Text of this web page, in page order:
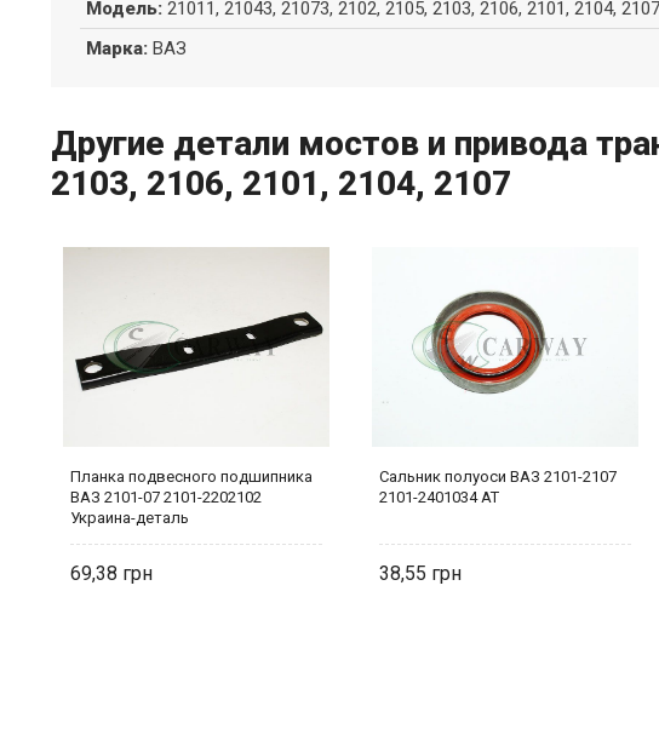
Модель: 21011, 21043, 21073, 2102, 2105, 2103, 2106, 2101, 2104, 2107
Марка: ВАЗ
Другие детали мостов и привода
2103, 2106, 2101, 2104, 2107
Планка подвесного подшипника
ВАЗ 2101-07 2101-2202102
Украина-деталь
69,38
Сальник полуоси ВАЗ 2101-2107
2101-2401034 AT
38,55